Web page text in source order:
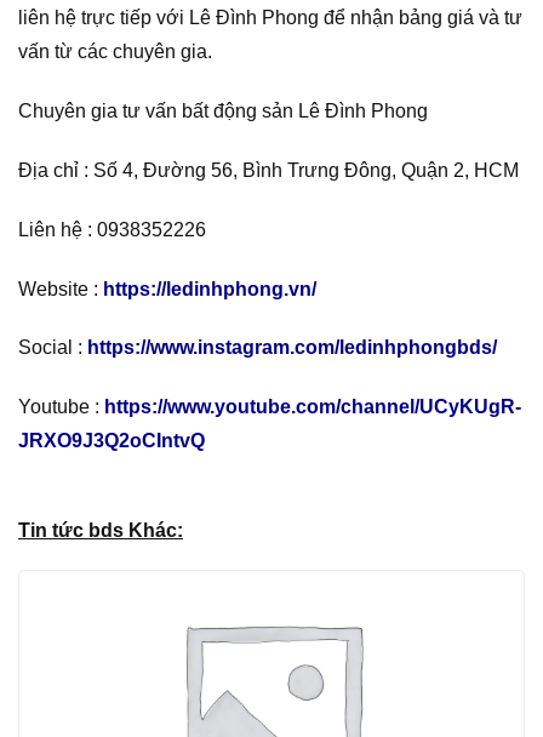
liên hệ trực tiếp với Lê Đình Phong để nhận bảng giá và tư
vấn từ các chuyên gia.
Chuyên gia tư vấn bất động sản Lê Đình Phong
Địa chỉ : Số 4, Đường 56, Bình Trưng Đông, Quận 2, HCM
Liên hệ : 0938352226
Website : https://ledinhphong.vn/
Social : https://www.instagram.com/ledinhphongbds/
Youtube : https://www.youtube.com/channel/UCyKUgR-
JRXO9J3Q2oCIntvQ
Tin tức bds Khác: